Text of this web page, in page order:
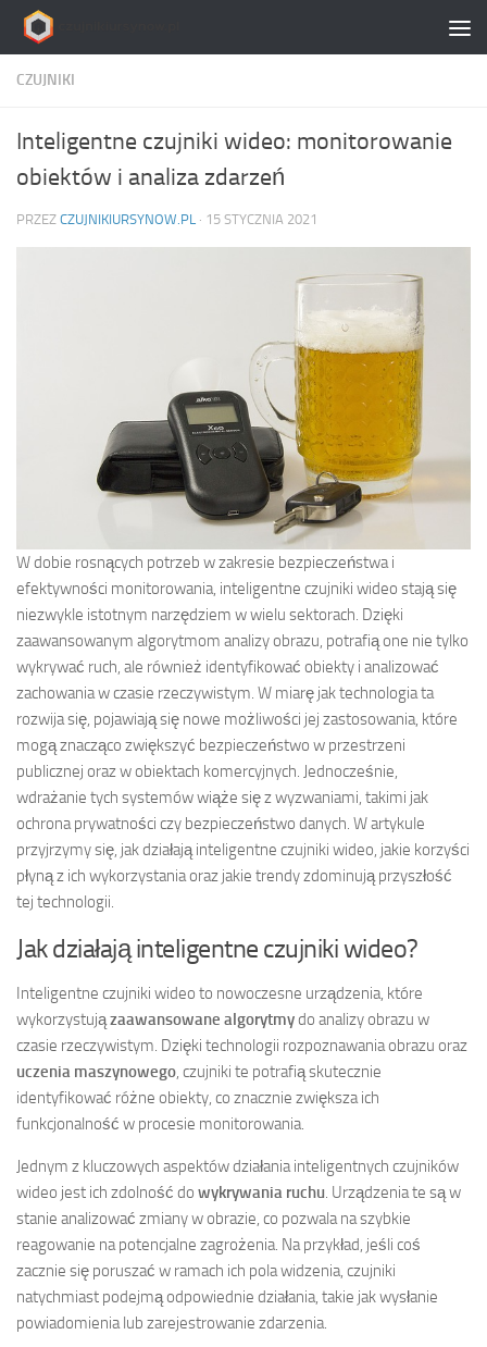
Skip to content
CZUJNIKI
Inteligentne czujniki wideo: monitorowanie
obiektów i analiza zdarzeń
PRZEZ CZUJNIKIURSYNOW.PL · 15 STYCZNIA 2021
W dobie rosnących potrzeb w zakresie bezpieczeństwa i
efektywności monitorowania, inteligentne czujniki wideo stają się
niezwykle istotnym narzędziem w wielu sektorach. Dzięki
zaawansowanym algorytmom analizy obrazu, potrafią one nie tylko
wykrywać ruch, ale również identyfikować obiekty i analizować
zachowania w czasie rzeczywistym. W miarę jak technologia ta
rozwija się, pojawiają się nowe możliwości jej zastosowania, które
mogą znacząco zwiększyć bezpieczeństwo w przestrzeni
publicznej oraz w obiektach komercyjnych. Jednocześnie,
wdrażanie tych systemów wiąże się z wyzwaniami, takimi jak
ochrona prywatności czy bezpieczeństwo danych. W artykule
przyjrzymy się, jak działają inteligentne czujniki wideo, jakie korzyści
płyną z ich wykorzystania oraz jakie trendy zdominują przyszłość
tej technologii.
Jak działają inteligentne czujniki wideo?
Inteligentne czujniki wideo to nowoczesne urządzenia, które
wykorzystujązaawansowane algorytmydo analizy obrazu w
czasie rzeczywistym. Dzięki technologii rozpoznawania obrazu oraz
uczenia maszynowego, czujniki te potrafią skutecznie
identyfikować różne obiekty, co znacznie zwiększa ich
funkcjonalność w procesie monitorowania.
Jednym z kluczowych aspektów działania inteligentnych czujników
wideo jest ich zdolność do wykrywania ruchu. Urządzenia te są w
stanie analizować zmiany w obrazie, co pozwala na szybkie
reagowanie na potencjalne zagrożenia. Na przykład, jeśli coś
zacznie się poruszać w ramach ich pola widzenia, czujniki
natychmiast podejmą odpowiednie działania, takie jak wysłanie
powiadomienia lub zarejestrowanie zdarzenia.